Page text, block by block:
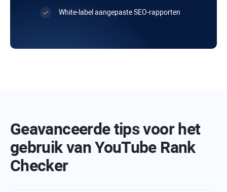
White-label aangepaste SEO-rapporten
Geavanceerde tips voor het
gebruik van YouTube Rank
Checker